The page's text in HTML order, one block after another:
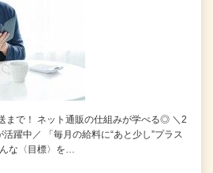
まで！ ネット通販の仕組みが学べる◎ ＼2
躍中／ 「毎月の給料に“あと少し”プラス
な〈目標〉を…